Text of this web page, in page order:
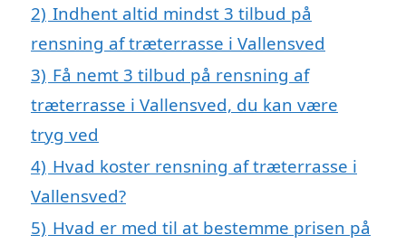
2) Indhent altid mindst 3 tilbud på
rensning af træterrasse i Vallensved
3) Få nemt 3 tilbud på rensning af
træterrasse i Vallensved, du kan være
tryg ved
4) Hvad koster rensning af træterrasse i
Vallensved?
5) Hvad er med til at bestemme prisen på